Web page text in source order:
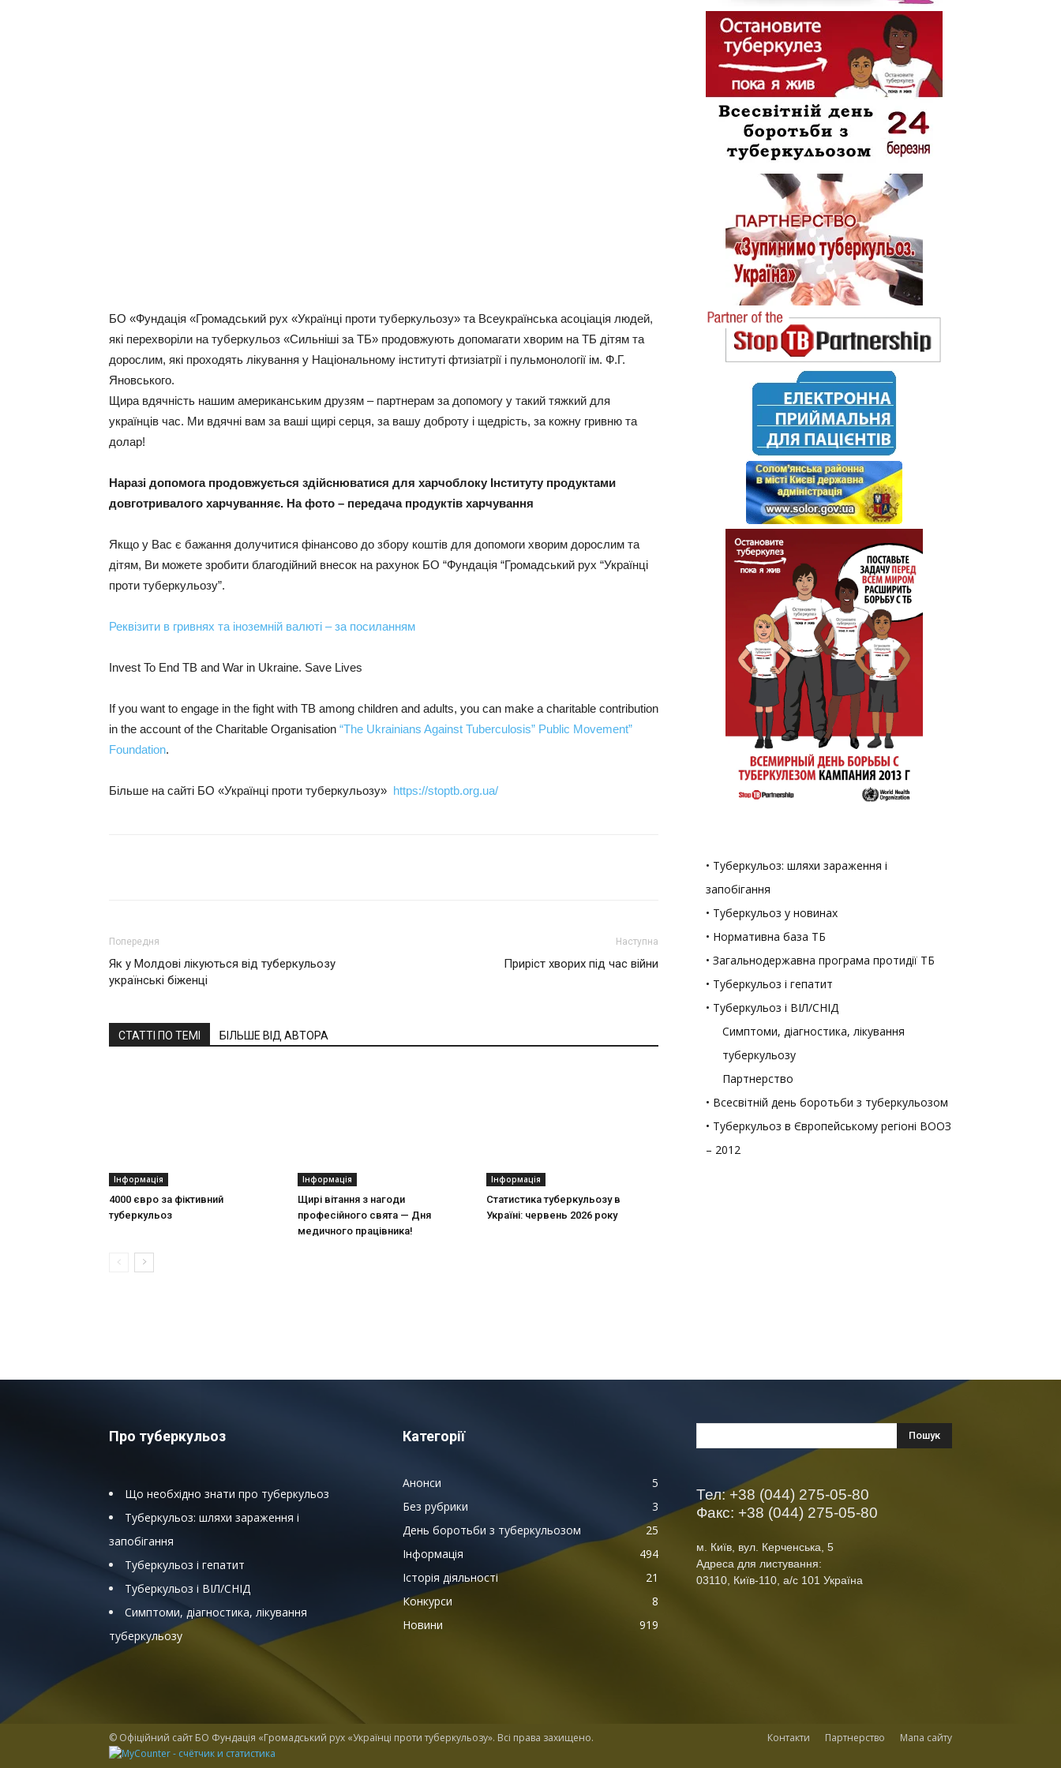
БО «Фундація «Громадський рух «Українці проти туберкульозу» та Всеукраїнська асоціація людей,
які перехворіли на туберкульоз «Сильніші за ТБ» продовжують допомагати хворим на ТБ дітям та
дорослим, які проходять лікування у Національному інституті фтизіатрії і пульмонології ім. Ф.Г.
Яновського.
Щира вдячність нашим американським друзям – партнерам за допомогу у такий тяжкий для
українців час. Ми вдячні вам за ваші щирі серця, за вашу доброту і щедрість, за кожну гривню та
долар!
Наразі допомога продовжується здійснюватися для харчоблоку Інституту продуктами
довготривалого харчуванняє. На фото – передача продуктів харчування
Якщо у Вас є бажання долучитися фінансово до збору коштів для допомоги хворим дорослим та
дітям, Ви можете зробити благодійний внесок на рахунок БО “Фундація “Громадський рух “Українці
проти туберкульозу”.
Реквізити в гривнях та іноземній валюті – за посиланням
Invest To End TB and War in Ukraine. Save Lives
If you want to engage in the fight with TB among children and adults, you can make a charitable contribution
in the account of the Charitable Organisation “The Ukrainians Against Tuberculosis” Public Movement”
Foundation.
Більше на сайті БО «Українці проти туберкульозу» https://stoptb.org.ua/
Попередня
Як у Молдові лікуються від туберкульозу
українські біженці
Наступна
Приріст хворих під час війни
СТАТТІ ПО ТЕМІ БІЛЬШЕ ВІД АВТОРА
Інформація
4000 євро за фіктивний
туберкульоз
Інформація
Щирі вітання з нагоди
професійного свята — Дня
медичного працівника!
Інформація
Статистика туберкульозу в
Україні: червень 2026 року
• Туберкульоз: шляхи зараження і
запобігання
• Туберкульоз у новинах
• Нормативна база ТБ
• Загальнодержавна програма протидії ТБ
• Туберкульоз і гепатит
• Туберкульоз і ВІЛ/СНІД
Симптоми, діагностика, лікування
туберкульозу
Партнерство
• Всесвітній день боротьби з туберкульозом
• Туберкульоз в Європейському регіоні ВООЗ
– 2012
Про туберкульоз
Що необхідно знати про туберкульоз
Туберкульоз: шляхи зараження і
запобігання
Туберкульоз і гепатит
Туберкульоз і ВІЛ/СНІД
Симптоми, діагностика, лікування
туберкульозу
Категорії
Анонси
5
Без рубрики
3
День боротьби з туберкульозом
25
Інформація
494
Історія діяльності
21
Конкурси
8
Новини
919
Тел: +38 (044) 275-05-80
Факс: +38 (044) 275-05-80
м. Київ, вул. Керченська, 5
Адреса для листування:
03110, Київ-110, а/с 101 Україна
Контакти Партнерство Мапа сайту
© Офіційний сайт БО Фундація «Громадський рух «Українці проти туберкульозу». Всі права захищено.